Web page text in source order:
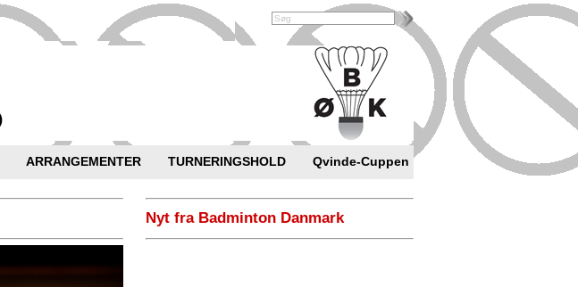
ARRANGEMENTER TURNERINGSHOLD Qvinde-Cuppen
Nyt fra Badminton Danmark